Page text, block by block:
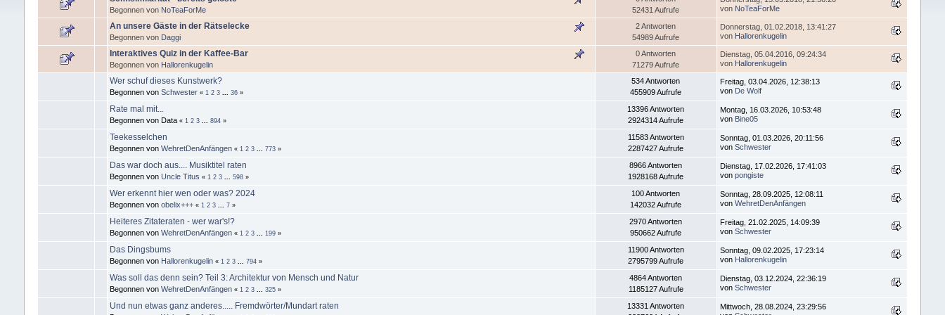
Begonnen von NoTeaForMe
52431 Aufrufe
von NoTeaForMe
An unsere Gäste in der Rätselecke
Begonnen von Daggi
2 Antworten
54989 Aufrufe
Donnerstag, 01.02.2018, 13:41:27
von Hallorenkugelin
Interaktives Quiz in der Kaffee-Bar
Begonnen von Hallorenkugelin
0 Antworten
71279 Aufrufe
Dienstag, 05.04.2016, 09:24:34
von Hallorenkugelin
Wer schuf dieses Kunstwerk?
Begonnen von Schwester « 1 2 3 36»
534 Antworten
455909 Aufrufe
Freitag, 03.04.2026, 12:38:13
von De Wolf
Rate mal mit...
Begonnen von Data « 1 2 3 894»
13396 Antworten
2924314 Aufrufe
Montag, 16.03.2026, 10:53:48
von Bine05
Teekesselchen
Begonnen von WehretDenAnfängen « 1 2 3 773»
11583 Antworten
2287427 Aufrufe
Sonntag, 01.03.2026, 20:11:56
von Schwester
Das war doch aus.... Musiktitel raten
Begonnen von Uncle Titus « 1 2 3 598»
8966 Antworten
1928168 Aufrufe
Dienstag, 17.02.2026, 17:41:03
von pongiste
Wer erkennt hier wen oder was? 2024
Begonnen von obelix+++ « 1 2 3 7»
100 Antworten
142032 Aufrufe
Sonntag, 28.09.2025, 12:08:11
von WehretDenAnfängen
Heiteres Zitateraten - wer war's!?
Begonnen von WehretDenAnfängen « 1 2 3 199»
2970 Antworten
950662 Aufrufe
Freitag, 21.02.2025, 14:09:39
von Schwester
Das Dingsbums
Begonnen von Hallorenkugelin « 1 2 3 794»
11900 Antworten
2795799 Aufrufe
Sonntag, 09.02.2025, 17:23:14
von Hallorenkugelin
Was soll das denn sein? Teil 3: Architektur von Mensch und Natur
Begonnen von WehretDenAnfängen « 1 2 3 325»
4864 Antworten
1185127 Aufrufe
Dienstag, 03.12.2024, 22:36:19
von Schwester
Und nun etwas ganz anderes..... Fremdwörter/Mundart raten
13331 Antworten
Mittwoch, 28.08.2024, 23:29:56